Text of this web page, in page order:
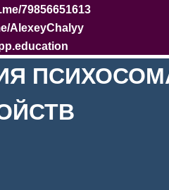
79856651613
AlexeyChalyy